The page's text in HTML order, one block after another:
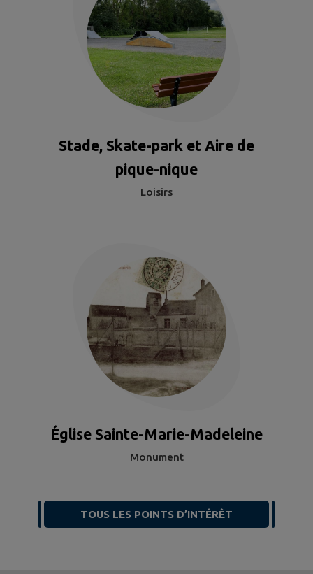
Stade, Skate-park et Aire de
pique-nique
Loisirs
Église Sainte-Marie-Madeleine
Monument
TOUS LES POINTS D’INTÉRÊT